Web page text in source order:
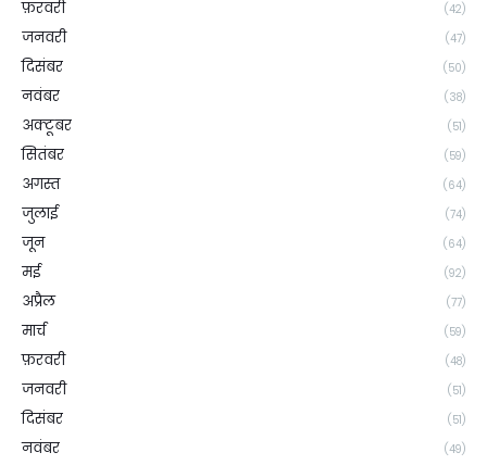
फ़रवरी (42)
जनवरी (47)
दिसंबर (50)
नवंबर (38)
अक्टूबर (51)
सितंबर (59)
अगस्त (64)
जुलाई (74)
जून (64)
मई (92)
अप्रैल (77)
मार्च (59)
फ़रवरी (48)
जनवरी (51)
दिसंबर (51)
नवंबर (49)